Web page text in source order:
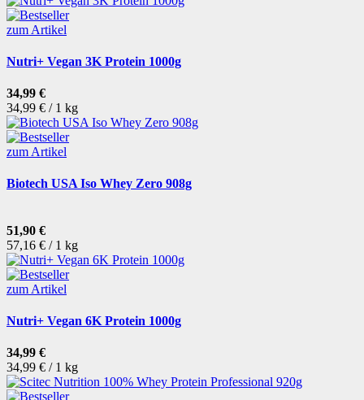
zum Artikel
Nutri+ Vegan 3K Protein 1000g
34,99 €
34,99 € / 1 kg
zum Artikel
Biotech USA Iso Whey Zero 908g
51,90 €
57,16 € / 1 kg
zum Artikel
Nutri+ Vegan 6K Protein 1000g
34,99 €
34,99 € / 1 kg